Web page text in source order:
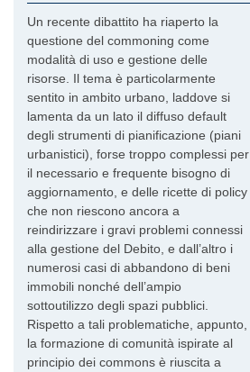
Un recente dibattito ha riaperto la
questione del commoning come
modalità di uso e gestione delle
risorse. Il tema è particolarmente
sentito in ambito urbano, laddove si
lamenta da un lato il diffuso default
degli strumenti di pianificazione (piani
urbanistici), forse troppo complessi per
il necessario e frequente bisogno di
aggiornamento, e delle ricette di policy
che non riescono ancora a
reindirizzare i gravi problemi connessi
alla gestione del Debito, e dall’altro i
numerosi casi di abbandono di beni
immobili nonché dell’ampio
sottoutilizzo degli spazi pubblici.
Rispetto a tali problematiche, appunto,
la formazione di comunità ispirate al
principio dei commons è riuscita a